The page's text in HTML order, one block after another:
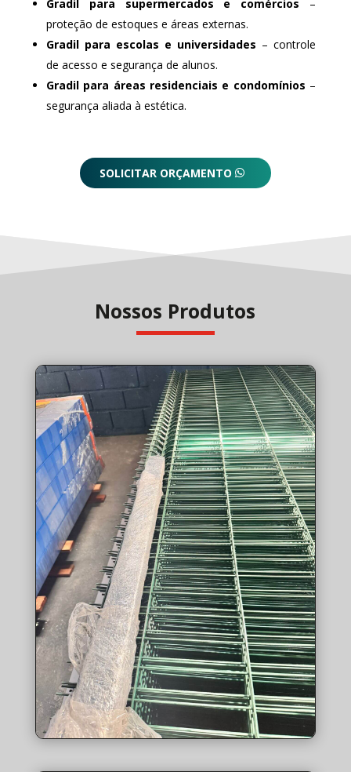
Gradil para supermercados e comércios –
proteção de estoques e áreas externas.
Gradil para escolas e universidades – controle
de acesso e segurança de alunos.
Gradil para áreas residenciais e condomínios –
segurança aliada à estética.
SOLICITAR ORÇAMENTO
Nossos Produtos